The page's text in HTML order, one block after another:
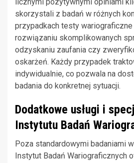
licznymi pozytywnymi opiniami
skorzystali z badań w różnych
przypadkach testy wariograficzne
rozwiązaniu skomplikowanych
odzyskaniu zaufania czy
oskarżeń. Każdy przypadek
indywidualnie, co pozwala na
badania do konkretnej sytuacji.
Dodatkowe usługi i
Instytutu Badań
Poza standardowymi badaniami
Instytut Badań Wariograficznych